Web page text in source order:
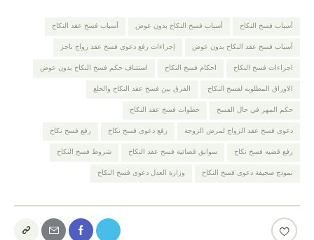
أسباب فسخ النكاح أسباب فسخ النكاح بدون عوض أسباب فسخ عقد النكاح
أسباب فسخ عقد النكاح بدون عوض إجراءات رفع دعوى فسخ عقد زواج ناجز
اجراءات فسخ النكاح احكام فسخ النكاح استئناف حكم فسخ النكاح بدون عوض
الاوراق المطلوبه لفسخ النكاح الفرق بين فسخ عقد النكاح والخلع
حكم المهر في حال الفسخ خطوات فسخ عقد النكاح
دعوى فسخ عقد الزواج لمرض الزوجة رفع دعوى فسخ نكاح رفع فسخ نكاح
رفع قضيه فسخ نكاح سوابق قضائية فسخ عقد النكاح شروط فسخ النكاح
نموذج صحيفة دعوى فسخ النكاح وزارة العدل دعوى فسخ النكاح